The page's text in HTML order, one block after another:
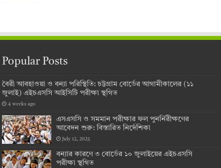
Popular Posts
বৈরী আবহাওয়া ও বন্যা পরিস্থিতি: চট্টগ্রাম বোর্ডের আগামীকালের (১১
জুলাই) এইচএসসি আইসিটি পরীক্ষা স্থগিত
4 weeks ago
এসএসসি ও সমমান পরীক্ষার ফল পুনর্নিরীক্ষণের
আবেদন শুরু: বিস্তারিত নির্দেশিকা
July 12, 2025
বন্যার কারণে ৩ বোর্ডের ১০ জুলাইয়ের এইচএসসি
পরীক্ষা স্থগিত